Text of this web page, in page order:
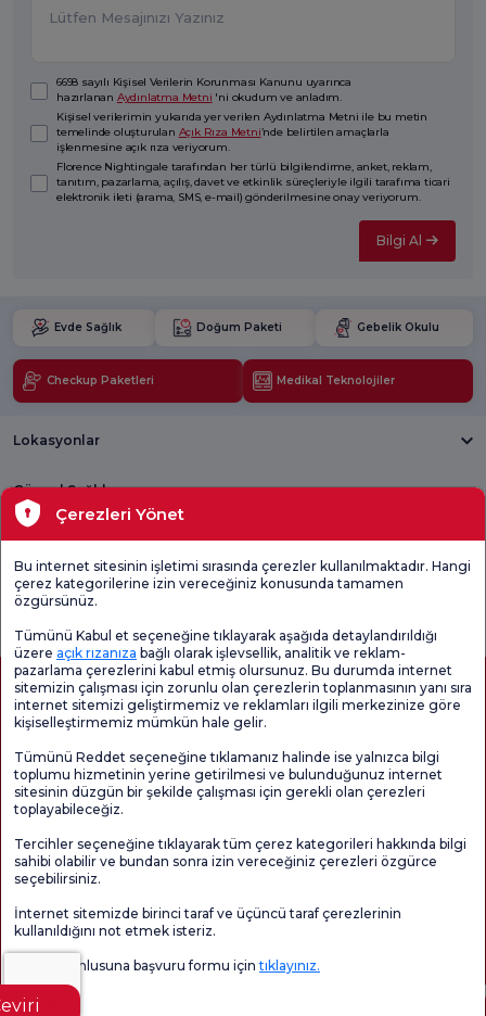
6698 sayılı Kişisel Verilerin Korunması Kanunu uyarınca
hazırlanan Aydınlatma Metni 'ni okudum ve anladım.
Kişisel verilerimin yukarıda yer verilen Aydınlatma Metni ile bu metin
temelinde oluşturulan Açık Rıza Metni’nde belirtilen amaçlarla
işlenmesine açık rıza veriyorum.
Florence Nightingale tarafından her türlü bilgilendirme, anket, reklam,
tanıtım, pazarlama, açılış, davet ve etkinlik süreçleriyle ilgili tarafıma ticari
elektronik ileti (arama, SMS, e-mail) gönderilmesine onay veriyorum.
Bilgi Al
Evde Sağlık Doğum Paketi Gebelik Okulu
Checkup Paketleri Medikal Teknolojiler
Lokasyonlar
Güncel Sağlık
Tıbbi Birimler
Genel
Memnuniyet
Sayfa içeriği sadece bilgilendirme amaçlıdır. Tanı ve tedavi için mutlaka
doktorunuza başvurunuz.
@2026 Grup Florence Nightingale Hastaneleri
Editör: Uğurcan Durmuş - 0 549 455 55 46. - Güncelleme Tarihi: 06.08.2026
Çerezleri Yönet
Bu internet sitesinin işletimi sırasında çerezler kullanılmaktadır. Hangi
çerez kategorilerine izin vereceğiniz konusunda tamamen
özgürsünüz.
Tümünü Kabul et seçeneğine tıklayarak aşağıda detaylandırıldığı
üzere açık rızanıza bağlı olarak işlevsellik, analitik ve reklam-
pazarlama çerezlerini kabul etmiş olursunuz. Bu durumda internet
sitemizin çalışması için zorunlu olan çerezlerin toplanmasının yanı sıra
internet sitemizi geliştirmemiz ve reklamları ilgili merkezinize göre
kişiselleştirmemiz mümkün hale gelir.
Tümünü Reddet seçeneğine tıklamanız halinde ise yalnızca bilgi
toplumu hizmetinin yerine getirilmesi ve bulunduğunuz internet
sitesinin düzgün bir şekilde çalışması için gerekli olan çerezleri
toplayabileceğiz.
Tercihler seçeneğine tıklayarak tüm çerez kategorileri hakkında bilgi
sahibi olabilir ve bundan sonra izin vereceğiniz çerezleri özgürce
seçebilirsiniz.
İnternet sitemizde birinci taraf ve üçüncü taraf çerezlerinin
kullanıldığını not etmek isteriz.
Veri sorumlusuna başvuru formu içintıklayınız.